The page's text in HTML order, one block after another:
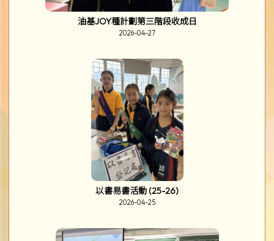
油基JOY種計劃第三階段收成日
2026-04-27
以書易書活動 (25-26)
2026-04-25